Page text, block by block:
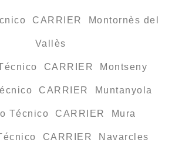
CARRIER Montornès del
Vallès
CARRIER Montseny
CARRIER Muntanyola
Técnico CARRIER Mura
CARRIER Navarcles